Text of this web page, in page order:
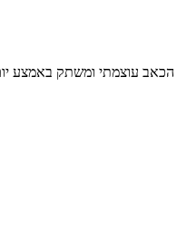
עוצמתי ומשתק באמצע